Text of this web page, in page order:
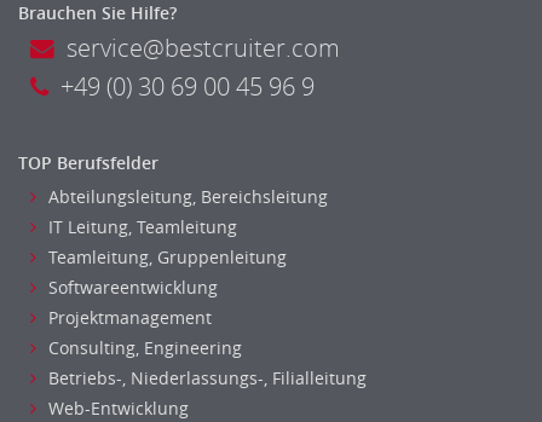
Firmenkundengeschäft
Investment-Banking
Kreditanalyse
Mergers & Acquisitions
Mathematik, Produkt, Statistik
Versicherung: Sachbearbeitung
Zahlungsverkehr
Berufsschule
Erwachsenenbildung
Erzieher
Brauchen Sie Hilfe?
service@bestcruiter.com
+49 (0) 30 69 00 45 96 9
TOP Berufsfelder
Abteilungsleitung, Bereichsleitung
IT Leitung, Teamleitung
Teamleitung, Gruppenleitung
Softwareentwicklung
Projektmanagement
Consulting, Engineering
Betriebs-, Niederlassungs-, Filialleitung
Web-Entwicklung